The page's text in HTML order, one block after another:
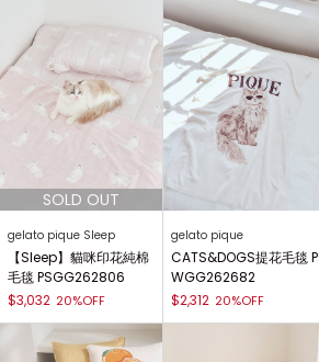
gelato pique Sleep
【Sleep】貓咪印花純棉
毛毯 PSGG262806
$3,032 20%OFF
gelato pique
CATS&DOGS提花毛毯 P
WGG262682
$2,312 20%OFF